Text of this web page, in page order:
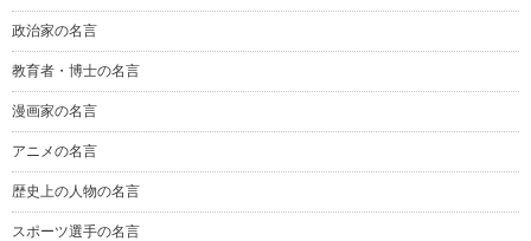
政治家の名言
教育者・博士の名言
漫画家の名言
アニメの名言
歴史上の人物の名言
スポーツ選手の名言